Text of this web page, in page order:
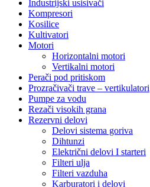
Industrijski usisivači
Kompresori
Kosilice
Kultivatori
Motori
Horizontalni motori
Vertikalni motori
Perači pod pritiskom
Prozračivači trave – vertikulatori
Pumpe za vodu
Rezači visokih grana
Rezervni delovi
Delovi sistema goriva
Dihtunzi
Električni delovi I starteri
Filteri ulja
Filteri vazduha
Karburatori i delovi